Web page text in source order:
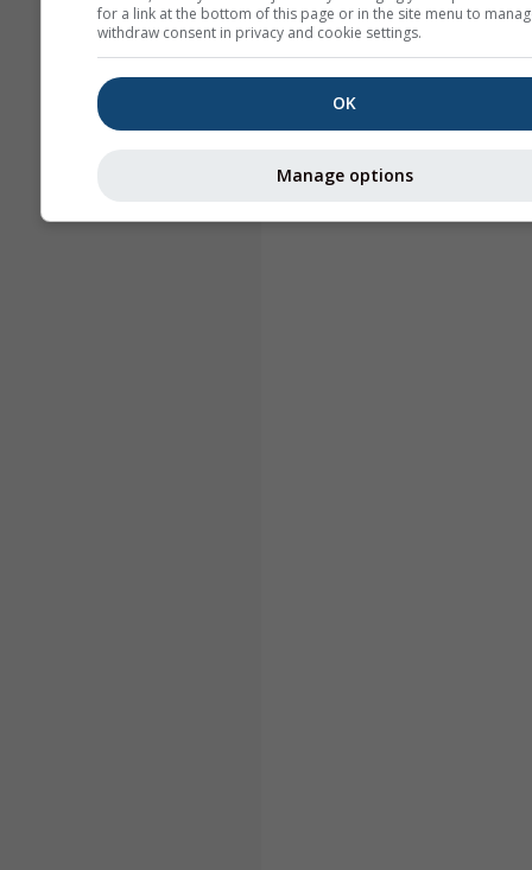
for a link at the bottom of this page or in the site menu to
withdraw consent in privacy and cookie settings.
OK
Manage options